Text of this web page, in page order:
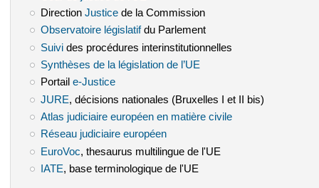
Direction Justice(le lien est externe)
de la Commission
Observatoire législatif(le lien est externe)
du Parlement
Suivi(le lien est externe)
des procédures interinstitutionnelles
Synthèses de la législation de l’UE
Portail e-Justice(le lien est externe)
JURE (le lien est externe)
, décisions nationales (Bruxelles I et II bis)
Atlas judiciaire européen en matière civile(le lien est externe)
Réseau judiciaire européen(le lien est externe)
EuroVoc (le lien est externe)
, thesaurus multilingue de l'UE
IATE(le lien est externe)
, base terminologique de l'UE